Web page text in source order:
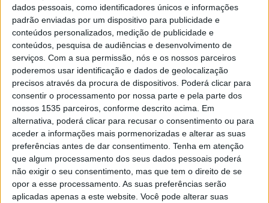
dados pessoais, como identificadores únicos e informações
padrão enviadas por um dispositivo para publicidade e
conteúdos personalizados, medição de publicidade e
conteúdos, pesquisa de audiências e desenvolvimento de
serviços. Com a sua permissão, nós e os nossos parceiros
poderemos usar identificação e dados de geolocalização
precisos através da procura de dispositivos. Poderá clicar para
consentir o processamento por nossa parte e pela parte dos
nossos 1535 parceiros, conforme descrito acima. Em
alternativa, poderá clicar para recusar o consentimento ou para
aceder a informações mais pormenorizadas e alterar as suas
preferências antes de dar consentimento. Tenha em atenção
que algum processamento dos seus dados pessoais poderá
não exigir o seu consentimento, mas que tem o direito de se
opor a esse processamento. As suas preferências serão
aplicadas apenas a este website. Você pode alterar suas
A curta-metragem “Monstros”, filmada em Idanha-a-
Nova, está a concurso em festivais internacionais.
Atualmente, o filme já faz parte da seleção oficial de
vários festivais, quer nacionais quer internacionais. E
aguarda-se que nos próximos tempos seja selecionada
para a programação de mais festivais internacionais,
refere a autarquia idanhense.
“Monstros” é uma coprodução da Ajidanha, grupo de
teatro de Idanha-a-Nova, e do TAP – Teatro Amador de
Pombal.